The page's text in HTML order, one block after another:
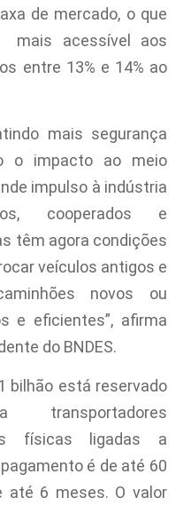
de mercado, o que
acessível aos
entre 13% e 14% ao
mais segurança
o impacto ao meio
impulso à indústria
cooperados e
têm agora condições
veículos antigos e
novos ou
e eficientes”, afirma
do BNDES.
bilhão está reservado
transportadores
físicas ligadas a
é de até 60
até 6 meses. O valor